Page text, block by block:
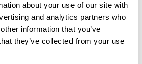
about your use of our site with
and analytics partners who
information that you’ve
they’ve collected from your use
Ajouter un avis